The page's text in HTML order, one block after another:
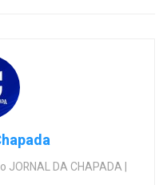
JORNAL DA CHAPADA |